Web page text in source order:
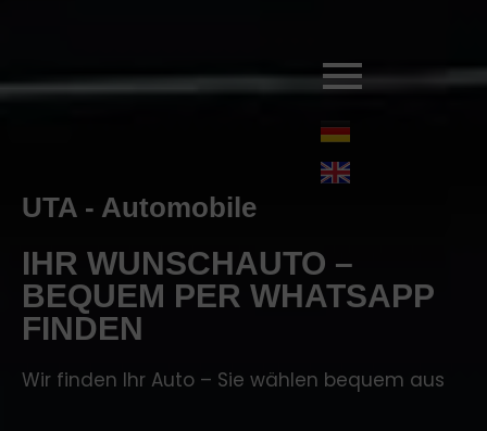
UTA - Automobile
IHR WUNSCHAUTO –
BEQUEM PER WHATSAPP
FINDEN
Wir finden Ihr Auto – Sie wählen bequem aus